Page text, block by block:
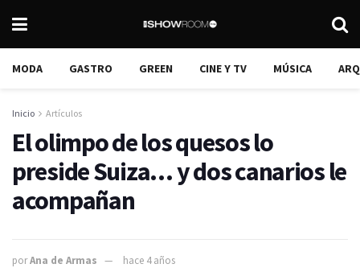
MODA GASTRO GREEN CINE Y TV MÚSICA
Inicio Artículos
El olimpo de los quesos lo
preside Suiza… y dos canarios le
acompañan
porAna de Armas
hace 4 años